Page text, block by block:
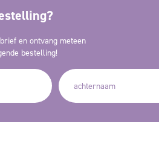
en ontvang meteen
bestelling!